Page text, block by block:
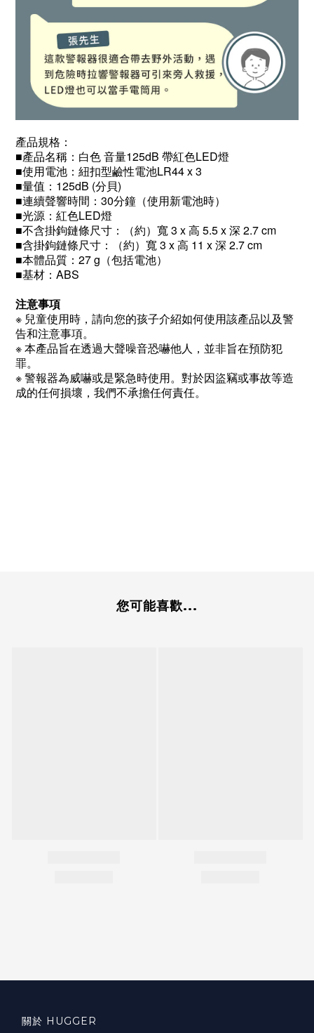
產品規格：
■產品名稱：白色 音量125dB 帶紅色LED燈
■使用電池：紐扣型鹼性電池LR44 x 3
■量值：125dB (分貝)
■連續聲響時間：30分鐘（使用新電池時）
■光源：紅色LED燈
■不含掛鉤鏈條尺寸：（約）寬 3 x 高 5.5 x 深 2.7 cm
■含掛鉤鏈條尺寸：（約）寬 3 x 高 11 x 深 2.7 cm
■本體品質：27 g（包括電池）
■基材：ABS
注意事項
※ 兒童使用時，請向您的孩子介紹如何使用該產品以及警
告和注意事項。
※本產品旨在透過大聲噪音恐嚇他人，並非旨在預防犯
罪。
※警報器為威嚇或是緊急時使用。 對於因盜竊或事故等造
成的任何損壞，我們不承擔任何責任。
您可能喜歡...
關於 HUGGER